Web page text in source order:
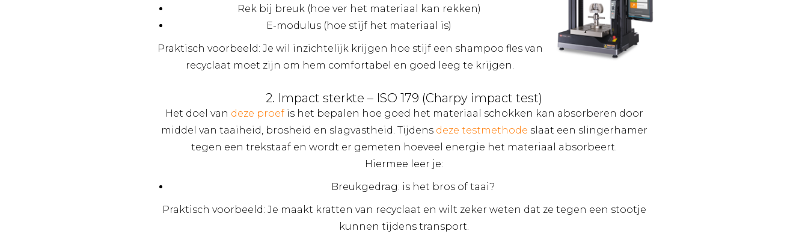
Rek bij breuk (hoe ver het materiaal kan rekken)
E-modulus (hoe stijf het materiaal is)
Praktisch voorbeeld: Je wil inzichtelijk krijgen hoe stijf een shampoo fles van
recyclaat moet zijn om hem comfortabel en goed leeg te krijgen.
2. Impact sterkte – ISO 179 (Charpy impact test)
Het doel van deze proefis het bepalen hoe goed het materiaal schokken kan absorberen door
middel van taaiheid, brosheid en slagvastheid. Tijdens deze testmethode slaat een slingerhamer
tegen een trekstaaf en wordt er gemeten hoeveel energie het materiaal absorbeert.
Hiermee leer je:
Breukgedrag: is het bros of taai?
Praktisch voorbeeld: Je maakt kratten van recyclaat en wilt zeker weten dat ze tegen een stootje
kunnen tijdens transport.